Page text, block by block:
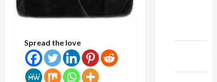
Spread the love